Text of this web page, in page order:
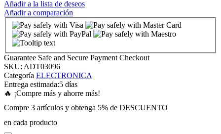
satın al
panel
panel
panel
panel
Añadir a la lista de deseos
Añadir a comparación
Guarantee Safe and Secure Payment Checkout
SKU: ADT03096
Categoría ELECTRONICA
Entrega estimada:5 días
🔥 ¡Compre más y ahorre más!
Compre 3 artículos y obtenga 5% de DESCUENTO
en cada producto